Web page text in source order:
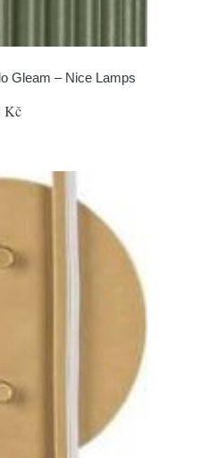
Gleam – Nice Lamps
Kč